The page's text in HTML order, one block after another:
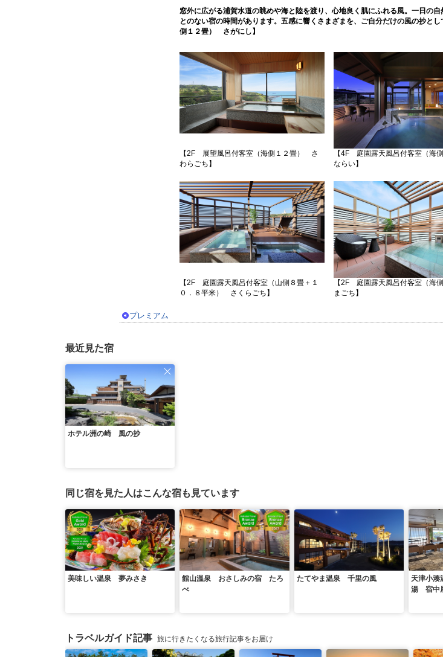
窓外に広がる浦賀水道の眺めや海と陸を渡り、心地良く肌にふれる風。一日の
とのない宿の時間があります。五感に響くさまざまを、ご自分だけの風の抄
側１２畳） さがにし】
【2F 展望風呂付客室（海側１２畳） さ
わらごち】
【4F 庭園露天風呂付客室（海側
ならい】
【2F 庭園露天風呂付客室（山側８畳＋１
０．８平米） さくらごち】
【2F 庭園露天風呂付客室（海側
まごち】
プレミアム
最近見た宿
ホテル洲の崎 風の抄
同じ宿を見た人はこんな宿も見ています
美味しい温泉 夢みさき
館山温泉 おさしみの宿 たろ
べ
たてやま温泉 千里の風
天津小
湯 宿中
トラベルガイド記事 旅に行きたくなる旅行記事をお届け